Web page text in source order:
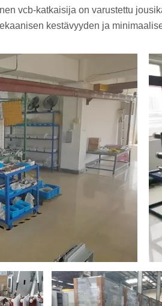
vcb-katkaisija on varustettu
kestävyyden ja